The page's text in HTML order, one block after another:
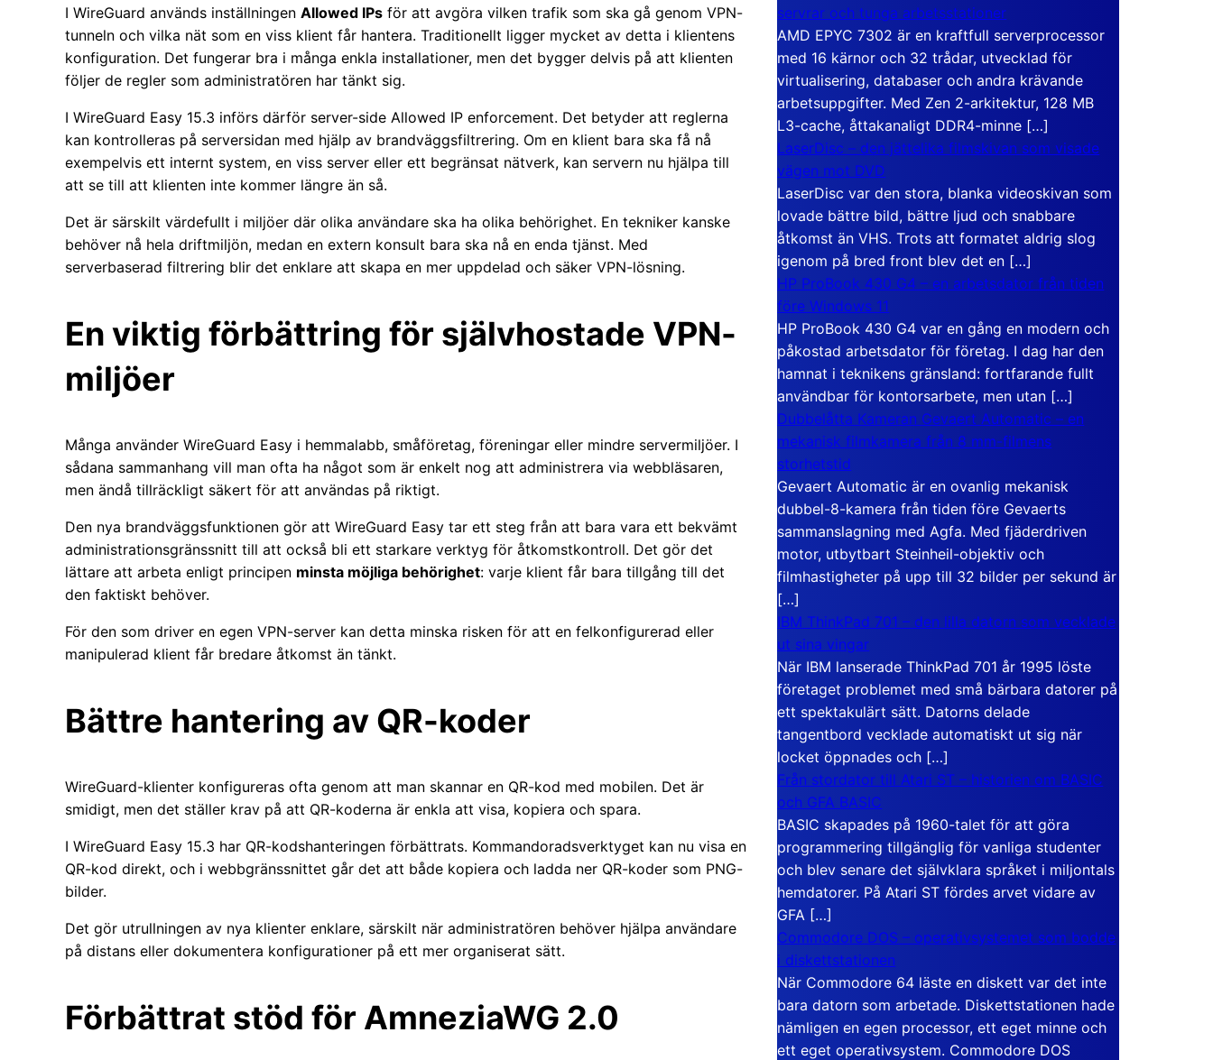
I WireGuard används inställningen Allowed IPs för att avgöra vilken trafik som ska gå genom VPN-
tunneln och vilka nät som en viss klient får hantera. Traditionellt ligger mycket av detta i klientens
konfiguration. Det fungerar bra i många enkla installationer, men det bygger delvis på att klienten
följer de regler som administratören har tänkt sig.
I WireGuard Easy 15.3 införs därför server-side Allowed IP enforcement. Det betyder att reglerna
kan kontrolleras på serversidan med hjälp av brandväggsfiltrering. Om en klient bara ska få nå
exempelvis ett internt system, en viss server eller ett begränsat nätverk, kan servern nu hjälpa till
att se till att klienten inte kommer längre än så.
Det är särskilt värdefullt i miljöer där olika användare ska ha olika behörighet. En tekniker kanske
behöver nå hela driftmiljön, medan en extern konsult bara ska nå en enda tjänst. Med
serverbaserad filtrering blir det enklare att skapa en mer uppdelad och säker VPN-lösning.
En viktig förbättring för självhostade VPN-
miljöer
Många använder WireGuard Easy i hemmalabb, småföretag, föreningar eller mindre servermiljöer. I
sådana sammanhang vill man ofta ha något som är enkelt nog att administrera via webbläsaren,
men ändå tillräckligt säkert för att användas på riktigt.
Den nya brandväggsfunktionen gör att WireGuard Easy tar ett steg från att bara vara ett bekvämt
administrationsgränssnitt till att också bli ett starkare verktyg för åtkomstkontroll. Det gör det
lättare att arbeta enligt principen minsta möjliga behörighet: varje klient får bara tillgång till det
den faktiskt behöver.
För den som driver en egen VPN-server kan detta minska risken för att en felkonfigurerad eller
manipulerad klient får bredare åtkomst än tänkt.
Bättre hantering av QR-koder
WireGuard-klienter konfigureras ofta genom att man skannar en QR-kod med mobilen. Det är
smidigt, men det ställer krav på att QR-koderna är enkla att visa, kopiera och spara.
I WireGuard Easy 15.3 har QR-kodshanteringen förbättrats. Kommandoradsverktyget kan nu visa en
QR-kod direkt, och i webbgränssnittet går det att både kopiera och ladda ner QR-koder som PNG-
bilder.
Det gör utrullningen av nya klienter enklare, särskilt när administratören behöver hjälpa användare
på distans eller dokumentera konfigurationer på ett mer organiserat sätt.
Förbättrat stöd för AmneziaWG 2.0
servrar och tunga arbetsstationer
AMD EPYC 7302 är en kraftfull serverprocessor
med 16 kärnor och 32 trådar, utvecklad för
virtualisering, databaser och andra krävande
arbetsuppgifter. Med Zen 2-arkitektur, 128 MB
L3-cache, åttakanaligt DDR4-minne […]
LaserDisc – den jättelika filmskivan som visade
vägen mot DVD
LaserDisc var den stora, blanka videoskivan som
lovade bättre bild, bättre ljud och snabbare
åtkomst än VHS. Trots att formatet aldrig slog
igenom på bred front blev det en […]
HP ProBook 430 G4 – en arbetsdator från tiden
före Windows 11
HP ProBook 430 G4 var en gång en modern och
påkostad arbetsdator för företag. I dag har den
hamnat i teknikens gränsland: fortfarande fullt
användbar för kontorsarbete, men utan […]
Dubbelåtta Kameran Gevaert Automatic – en
mekanisk filmkamera från 8 mm-filmens
storhetstid
Gevaert Automatic är en ovanlig mekanisk
dubbel-8-kamera från tiden före Gevaerts
sammanslagning med Agfa. Med fjäderdriven
motor, utbytbart Steinheil-objektiv och
filmhastigheter på upp till 32 bilder per sekund är
[…]
IBM ThinkPad 701 – den lilla datorn som vecklade
ut sina vingar
När IBM lanserade ThinkPad 701 år 1995 löste
företaget problemet med små bärbara datorer på
ett spektakulärt sätt. Datorns delade
tangentbord vecklade automatiskt ut sig när
locket öppnades och […]
Från stordator till Atari ST – historien om BASIC
och GFA BASIC
BASIC skapades på 1960-talet för att göra
programmering tillgänglig för vanliga studenter
och blev senare det självklara språket i miljontals
hemdatorer. På Atari ST fördes arvet vidare av
GFA […]
Commodore DOS – operativsystemet som bodde
i diskettstationen
När Commodore 64 läste en diskett var det inte
bara datorn som arbetade. Diskettstationen hade
nämligen en egen processor, ett eget minne och
ett eget operativsystem. Commodore DOS